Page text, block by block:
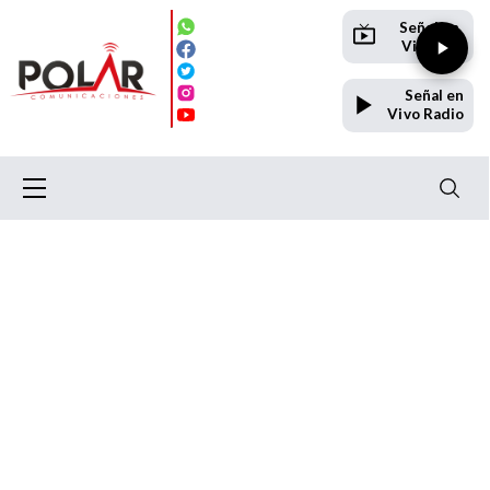
Señal en
Vivo TV
Señal en
Vivo Radio